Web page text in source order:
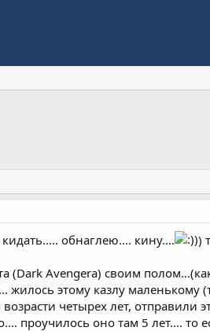
обнаглею.... кину.... )
(Dark Avengera) своим
этому казлу маленькому
четырех лет,
проучилось оно там 5 лет....